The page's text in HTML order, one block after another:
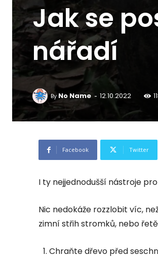
Jak se
nářadí
By No Name - 12.10.2022
Facebook Twitter
I ty nejjednodušší nástroje
Nic nedokáže rozzlobit víc,
zimní střih stromků, nebo
Chraňte dřevo před